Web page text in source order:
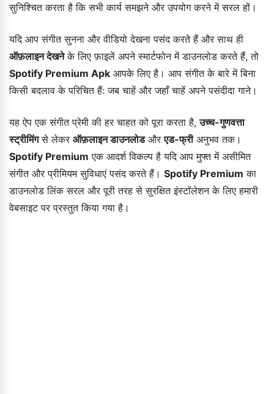
सुनिश्चित करता है कि सभी कार्य समझने और उपयोग करने में सरल हों।
यदि आप संगीत सुनना और वीडियो देखना पसंद करते हैं और साथ ही
ऑफ़लाइन देखनेके लिए फ़ाइलें अपने स्मार्टफोन में डाउनलोड करते हैं, तो
Spotify Premium Apk आपके लिए है। आप संगीत के बारे में बिना
किसी बदलाव के परिचित हैं: जब चाहें और जहाँ चाहें अपने पसंदीदा गाने।
यह ऐप एक संगीत प्रेमी की हर चाहत को पूरा करता है,उच्च-गुणवत्ता
स्ट्रीमिंगसे लेकर ऑफ़लाइन डाउनलोडऔरएड-फ्रीअनुभव तक।
Spotify Premium एक आदर्श विकल्प है यदि आप मुफ्त में असीमित
संगीत और प्रीमियम सुविधाएं पसंद करते हैं। Spotify Premium का
डाउनलोड लिंक सरल और पूरी तरह से सुरक्षित इंस्टॉलेशन के लिए हमारी
वेबसाइट पर प्रस्तुत किया गया है।